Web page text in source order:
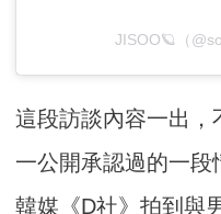
JISOO🪐（
這段訪談內容一出，
一公開承認過的一段
韓媒《D社》拍到與